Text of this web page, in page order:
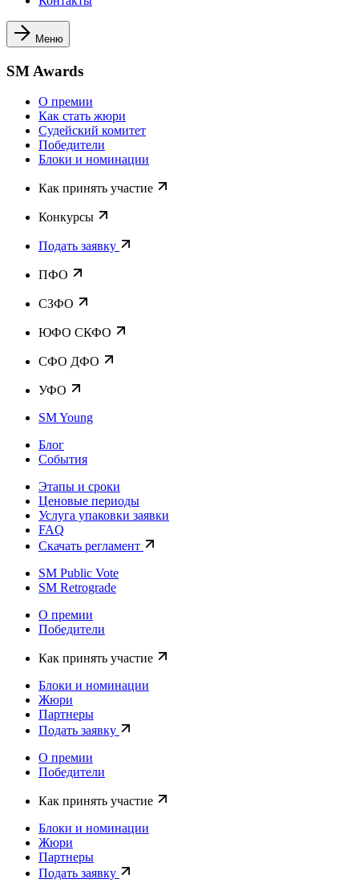
Меню
SM Awards
О премии
Как стать жюри
Судейский комитет
Победители
Блоки и номинации
Как принять участие
Конкурсы
Подать заявку
ПФО
СЗФО
ЮФО СКФО
CФО ДФО
УФО
SM Young
Блог
События
Этапы и сроки
Ценовые периоды
Услуга упаковки заявки
FAQ
Скачать регламент
SM Public Vote
SM Retrograde
О премии
Победители
Как принять участие
Блоки и номинации
Жюри
Партнеры
Подать заявку
О премии
Победители
Как принять участие
Блоки и номинации
Жюри
Партнеры
Подать заявку